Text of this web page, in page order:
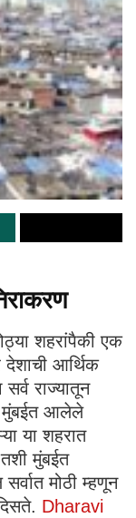
शहरांपैकी एक
आर्थिक
राज्यातून
मुंबईत आलेले
या शहरात
मुंबईत
मोठी म्हणून
Dharavi